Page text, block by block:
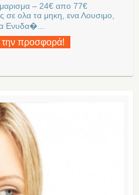
– 24€ απο 77€
σε ολα τα μηκη, ενα Λουσιμο,
Ενυδα�...
προσφορά!